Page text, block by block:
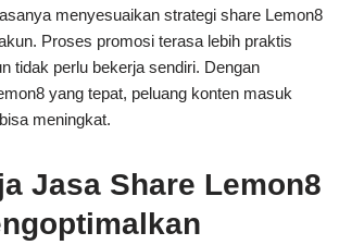
menyesuaikan strategi share Lemon8
Proses promosi terasa lebih praktis
tidak perlu bekerja sendiri. Dengan
yang tepat, peluang konten masuk
meningkat.
Jasa Share Lemon8